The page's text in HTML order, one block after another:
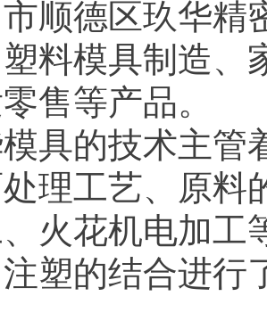
顺德区玖华精
料模具制造、
售等产品。
具的技术主管
理工艺、原料
火花机电加工
塑的结合进行